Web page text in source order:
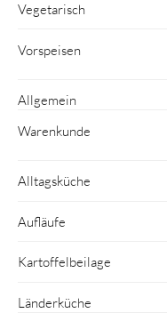
Vegetarisch
Vorspeisen
Allgemein
Warenkunde
Alltagsküche
Aufläufe
Kartoffelbeilage
Länderküche